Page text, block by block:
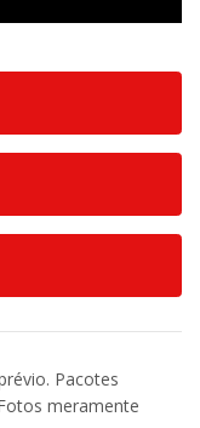
Pacotes
meramente